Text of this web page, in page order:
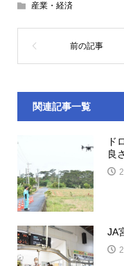
産業・経済
関連記事一覧
ド
良
JA